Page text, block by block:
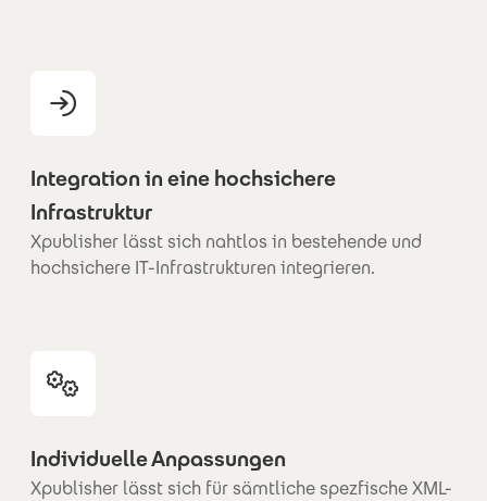
Integration in eine hochsichere
Infrastruktur
Xpublisher lässt sich nahtlos in bestehende und
hochsichere IT-Infrastrukturen integrieren.
Individuelle Anpassungen
Xpublisher lässt sich für sämtliche spezfische XML-